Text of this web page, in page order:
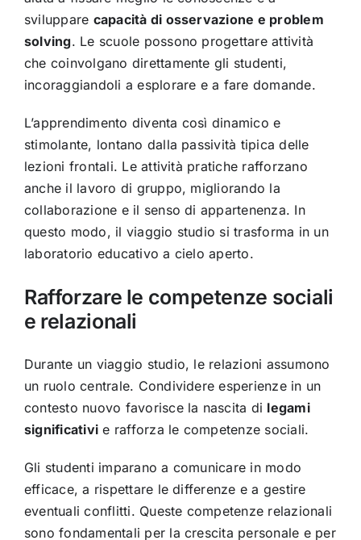
sviluppare capacità di osservazione e problem
solving. Le scuole possono progettare attività
che coinvolgano direttamente gli studenti,
incoraggiandoli a esplorare e a fare domande.
L’apprendimento diventa così dinamico e
stimolante, lontano dalla passività tipica delle
lezioni frontali. Le attività pratiche rafforzano
anche il lavoro di gruppo, migliorando la
collaborazione e il senso di appartenenza. In
questo modo, il viaggio studio si trasforma in un
laboratorio educativo a cielo aperto.
Rafforzare le competenze sociali
e relazionali
Durante un viaggio studio, le relazioni assumono
un ruolo centrale. Condividere esperienze in un
contesto nuovo favorisce la nascita di legami
significativi e rafforza le competenze sociali.
Gli studenti imparano a comunicare in modo
efficace, a rispettare le differenze e a gestire
eventuali conflitti. Queste competenze relazionali
sono fondamentali per la crescita personale e per